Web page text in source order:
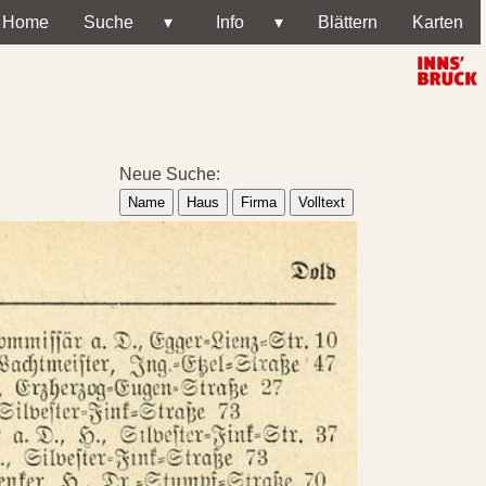
Home Suche ▾ Info ▾ Blättern Karten
Neue Suche:
Name Haus Firma Volltext